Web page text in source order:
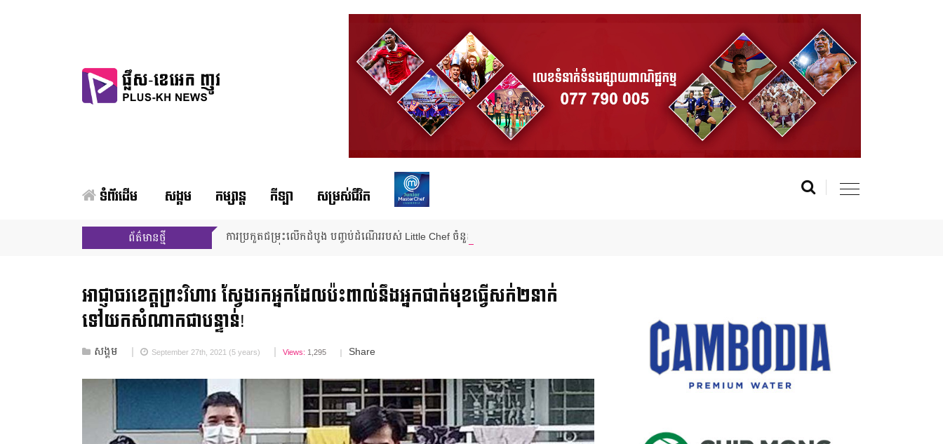
ទំព័រដើម សង្គម កម្សាន្ត កីឡា សម្រស់ជីវិត
ព័ត៌មានថ្មី ការប្រកួតជម្រុះលើកដំបូង បញ្ចប់ដំណើររបស់ Little Chef ចំនួន ២ រូប ពីផ្ទះបាយ Junior MasterChef Cambodia
អាជ្ញាធរ​ខេត្តព្រះវិហារ ស្វែងរក​អ្នក​ដែល​ប៉ះពាល់​នឹង​អ្នកផាត់មុខ​ធ្វើសក់២នាក់
ទៅយក​សំណាក​ជាបន្ទាន់!
សង្គម September 27th, 2021 (5 years) Views: 1,295 Share